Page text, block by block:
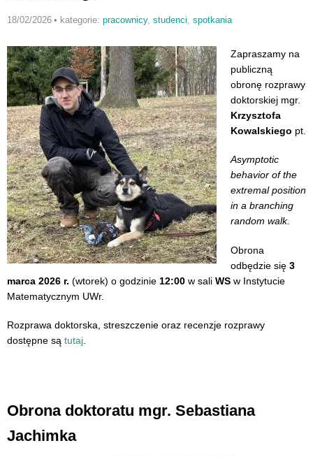
18/02/2026 • kategorie: pracownicy, studenci spotkania
Zapraszamy na
publiczną
obronę rozprawy
doktorskiej mgr.
Krzysztofa
Kowalskiego pt.
Asymptotic
behavior of the
extremal position
in a branching
random walk.
Obrona
odbędzie się 3
marca 2026 r. (wtorek) o godzinie 12:00 w sali WS w Instytucie
Matematycznym UWr.
Rozprawa doktorska, streszczenie oraz recenzje rozprawy
dostępne są tutaj.
Obrona doktoratu mgr. Sebastiana
Jachimka